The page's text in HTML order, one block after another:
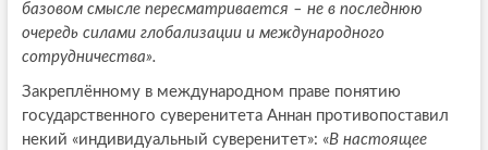
базовом смысле пересматривается – не в последнюю
очередь силами глобализации и международного
сотрудничества».
Закреплённому в международном праве понятию
государственного суверенитета Аннан противопоставил
некий «индивидуальный суверенитет»: «В настоящее